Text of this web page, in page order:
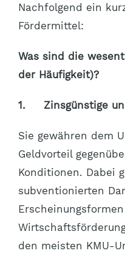
Nachfolgend ein
Fördermittel:
Was sind die
der Häufigkeit)?
1. Zinsgünstige
Sie gewähren dem
Geldvorteil
Konditionen. Dabei
subventionierten
den meisten KMU-